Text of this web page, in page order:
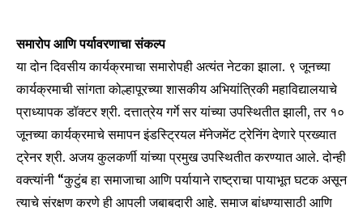
I've read and accept thePrivacy Policy.
6,300
Fans
32,111
Followers
75
Followers
समारोप आणि पर्यावरणाचा संकल्प
या दोन दिवसीय कार्यक्रमाचा समारोपही अत्यंत नेटका झाला. ९ जूनच्या
कार्यक्रमाची सांगता कोल्हापूरच्या शासकीय अभियांत्रिकी महाविद्यालयाचे
प्राध्यापक डॉक्टर श्री. दत्तात्रेय गर्गे सर यांच्या उपस्थितीत झाली, तर १०
जूनच्या कार्यक्रमाचे समापन इंडस्ट्रियल मॅनेजमेंट ट्रेनिंग देणारे प्रख्यात
ट्रेनर श्री. अजय कुलकर्णी यांच्या प्रमुख उपस्थितीत करण्यात आले. दोन्ही
वक्त्यांनी “कुटुंब हा समाजाचा आणि पर्यायाने राष्ट्राचा पायाभूत घटक असून
त्याचे संरक्षण करणे ही आपली जबाबदारी आहे. समाज बांधण्यासाठी आणि